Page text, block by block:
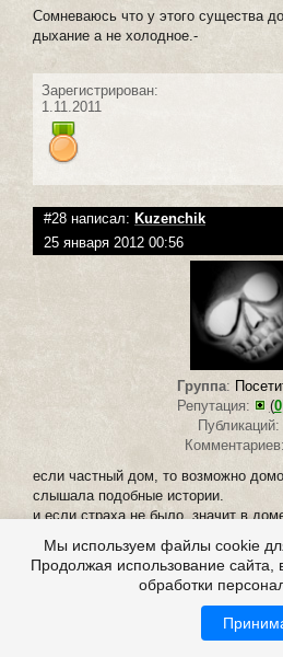
Сомневаюсь что у этого существа
дыхание а не холодное.-
Зарегистрирован:
1.11.2011
#28 написал: Kuzenchik
25 января 2012 00:56
Группа:
Репутация:
(0|
Публикаций:
если частный дом, то возможно
слышала подобные истории.
и если страха не было, значит в
Мы используем файлы cookie
Продолжая использование сайта,
обработки